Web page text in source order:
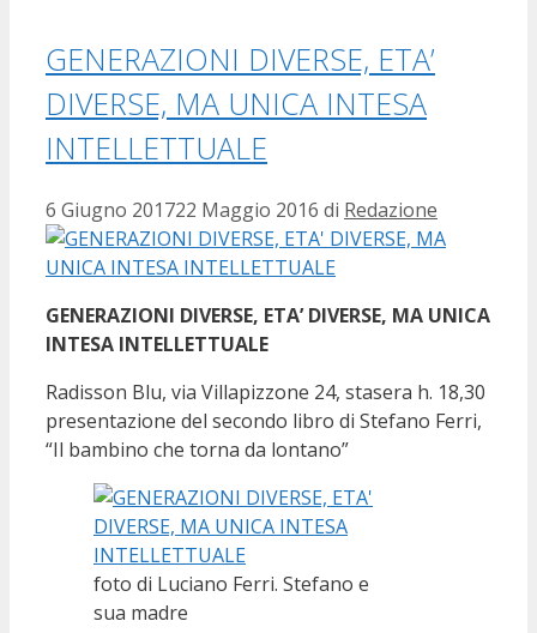
GENERAZIONI DIVERSE, ETA’
DIVERSE, MA UNICA INTESA
INTELLETTUALE
6 Giugno 201722 Maggio 2016 di Redazione
GENERAZIONI DIVERSE, ETA’ DIVERSE, MA UNICA
INTESA INTELLETTUALE
Radisson Blu, via Villapizzone 24, stasera h. 18,30
presentazione del secondo libro di Stefano Ferri,
“Il bambino che torna da lontano”
foto di Luciano Ferri. Stefano e
sua madre